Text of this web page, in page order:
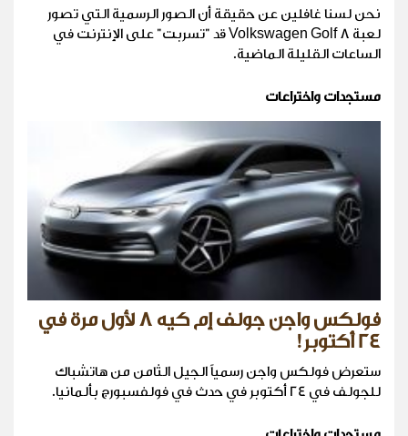
نحن لسنا غافلين عن حقيقة أن الصور الرسمية التي تصور
لعبة Volkswagen Golf 8 قد "تسربت" على الإنترنت في
الساعات القليلة الماضية.
مستجدات واختراعات
فولكس واجن جولف إم كيه 8 لأول مرة في
24 أكتوبر!
ستعرض فولكس واجن رسمياً الجيل الثامن من هاتشباك
للجولف في 24 أكتوبر في حدث في فولفسبورج بألمانيا.